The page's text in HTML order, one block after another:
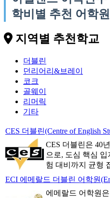
학비별 추천 어학
지역별 추천학교
더블린
던리어리&브레이
코크
골웨이
리머릭
기타
CES 더블린(Centre of English
CES 더블린은 40
으로, 도심 핵심 입
험 대비까지 균형
ECI 에메랄드 더블린 어학원
에메랄드 어학원